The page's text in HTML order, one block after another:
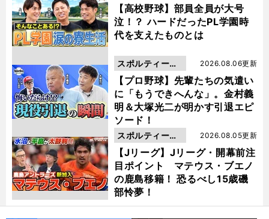
【高校野球】部員全員が大号
泣！？ ハードだったPL学園時
代を支えたものとは
動画
【プロ野球】先輩たちの気遣い
に「もうできへんな」。金村義
明＆大塚光二が明かす引退エピ
ソード！
2026.08.06更新
スポルティーバ
動画
【Jリーグ】Jリーグ・開幕前注
目ポイント マテウス・ブエノ
の鹿島移籍！ 恐るべし15歳磯
部怜夢！
2026.08.05更新
スポルティーバ
動画